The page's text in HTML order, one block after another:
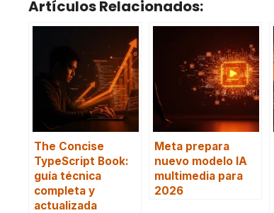
Artículos Relacionados:
The Concise
TypeScript Book:
guía técnica
completa y
actualizada
Meta prepara
nuevo modelo IA
multimedia para
2026